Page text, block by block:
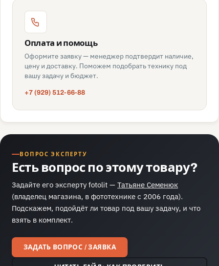
Оплата и помощь
Оформите заявку — менеджер подтвердит наличие,
цену и доставку. Поможем подобрать технику под
вашу задачу и бюджет.
+7 (929) 512-66-88
ВОПРОС ЭКСПЕРТУ
Есть вопрос по этому товару?
Задайте его эксперту fotolit — Татьяне Семенюк
(владелец магазина, в фототехнике с 2006 года).
Подскажем, подойдёт ли товар под вашу задачу, и что
взять в комплект.
ЗАДАТЬ ВОПРОС / ЗАЯВКА